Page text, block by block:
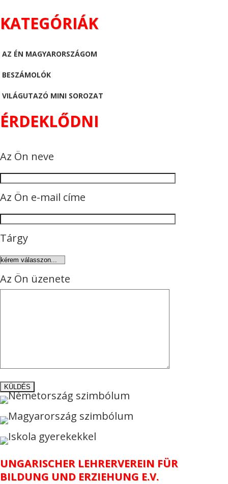
KATEGÓRIÁK
AZ ÉN MAGYARORSZÁGOM
BESZÁMOLÓK
VILÁGUTAZÓ MINI SOROZAT
ÉRDEKLŐDNI
Az Ön neve
Az Ön e-mail címe
Tárgy
Az Ön üzenete
UNGARISCHER LEHRERVEREIN FÜR
BILDUNG UND ERZIEHUNG E.V.